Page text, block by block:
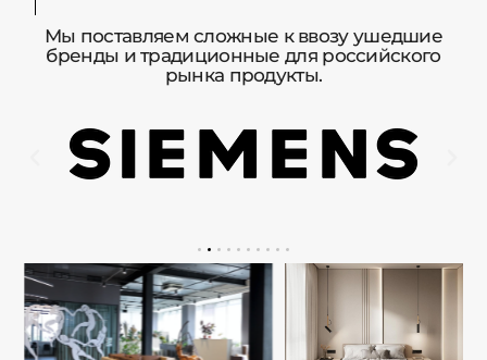
Мы поставляем сложные к ввозу ушедшие
бренды и традиционные для российского
рынка продукты.